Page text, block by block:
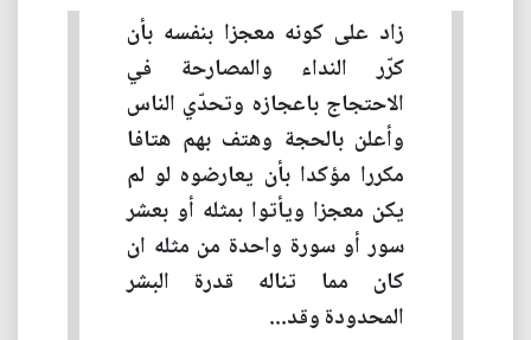
زاد على كونه معجزا بنفسه بأن
كرّر النداء والمصارحة في
الاحتجاج باعجازه وتحدّي الناس
وأعلن بالحجة وهتف بهم هتافا
مكررا مؤكدا بأن يعارضوه لو لم
يكن معجزا ويأتوا بمثله أو بعشر
سور أو سورة واحدة من مثله ان
كان مما تناله قدرة البشر
المحدودة وقد...